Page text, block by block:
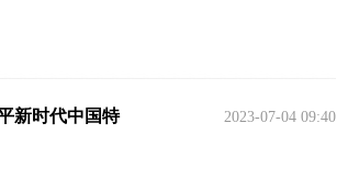
新时代中国特 2023-07-04 09:40